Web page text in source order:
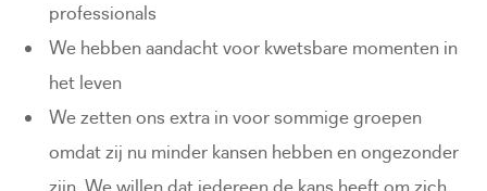
professionals
We hebben aandacht voor kwetsbare momenten in
het leven
We zetten ons extra in voor sommige groepen
omdat zij nu minder kansen hebben en ongezonder